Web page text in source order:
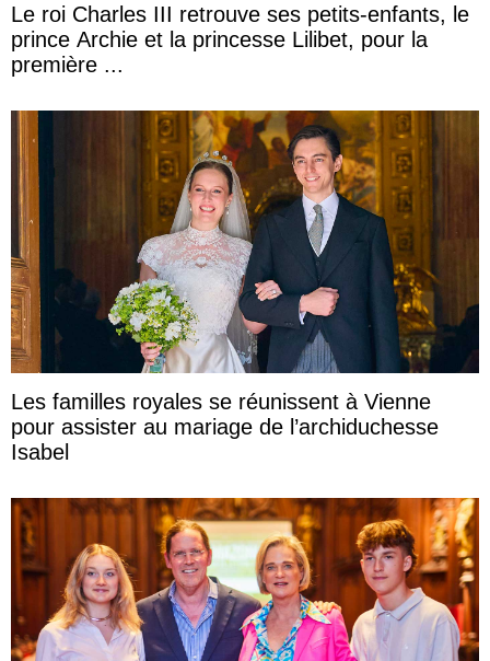
Le roi Charles III retrouve ses petits-enfants, le
prince Archie et la princesse Lilibet, pour la
première ...
Les familles royales se réunissent à Vienne
pour assister au mariage de l’archiduchesse
Isabel